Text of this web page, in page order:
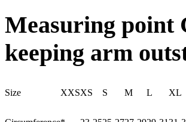
Measuring point
keeping arm
Size XXSXS S M L XL